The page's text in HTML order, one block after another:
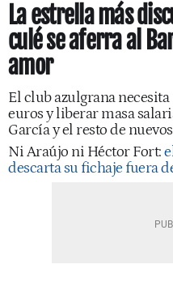
La estrella más
culé se aferra al
amor
El club azulgrana
euros y liberar masa
García y el resto de
Ni Araújo ni Héctor Fort:
descarta su fichaje fuera